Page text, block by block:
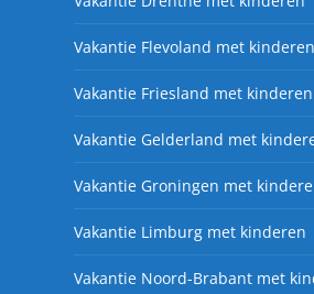
Vakantie Flevoland met kinderen
Vakantie Friesland met kinderen
Vakantie Gelderland met
Vakantie Groningen met
Vakantie Limburg met kinderen
Vakantie Noord-Brabant met